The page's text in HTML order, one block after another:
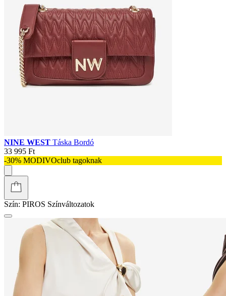
NINE WEST Táska Bordó
33 995 Ft
-30% MODIVOclub tagoknak
Szín: PIROS Színváltozatok